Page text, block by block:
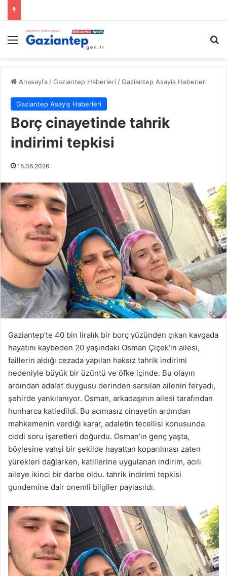
Menü
Anasayfa /Gaziantep Haberleri /Gaziantep Asayiş Haberleri
Gaziantep Asayiş Haberleri
Borç cinayetinde tahrik
indirimi tepkisi
15.06.2026
Gaziantep’te 40 bin liralık bir borç yüzünden çıkan kavgada
hayatını kaybeden 20 yaşındaki Osman Çiçek’in ailesi,
faillerin aldığı cezada yapılan haksız tahrik indirimi
nedeniyle büyük bir üzüntü ve öfke içinde. Bu olayın
ardından adalet duygusu derinden sarsılan ailenin feryadı,
şehirde yankılanıyor. Osman, arkadaşının ailesi tarafından
hunharca katledildi. Bu acımasız cinayetin ardından
mahkemenin verdiği karar, adaletin tecellisi konusunda
ciddi soru işaretleri doğurdu. Osman’ın genç yaşta,
böylesine vahşi bir şekilde hayattan koparılması zaten
yürekleri dağlarken, katillerine uygulanan indirim, acılı
aileye ikinci bir darbe oldu. tahrik indirimi tepkisi
gundemine dair onemli bilgiler paylasıldı.